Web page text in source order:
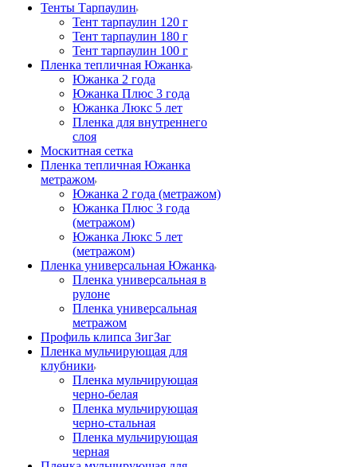
Тенты Тарпаулин
Тент тарпаулин 120 г
Тент тарпаулин 180 г
Тент тарпаулин 100 г
Пленка тепличная Южанка
Южанка 2 года
Южанка Плюс 3 года
Южанка Люкс 5 лет
Пленка для внутреннего
слоя
Москитная сетка
Пленка тепличная Южанка
метражом
Южанка 2 года (метражом)
Южанка Плюс 3 года
(метражом)
Южанка Люкс 5 лет
(метражом)
Пленка универсальная Южанка
Пленка универсальная в
рулоне
Пленка универсальная
метражом
Профиль клипса ЗигЗаг
Пленка мульчирующая для
клубники
Пленка мульчирующая
черно-белая
Пленка мульчирующая
черно-стальная
Пленка мульчирующая
черная